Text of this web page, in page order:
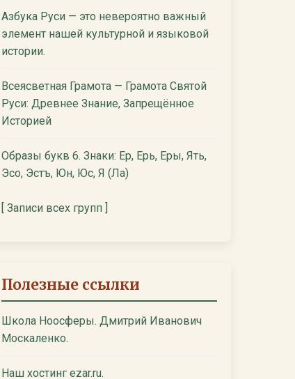
Азбука Руси — это невероятно важный
элемент нашей культурной и языковой
истории.
Всеясветная Грамота — Грамота Святой
Руси: Древнее Знание, Запрещённое
Историей
Образы букв 6. Знаки: Ер, Ерь, Еры, Ять,
Эсо, Эстъ, Юн, Юс, Я (Ла)
[ Записи всех групп ]
Полезные ссылки
Школа Ноосферы. Дмитрий Иванович
Москаленко.
Наш хостинг ezar.ru.